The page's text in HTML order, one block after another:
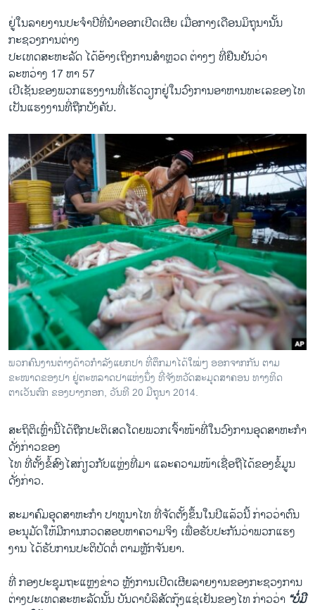
ຢູ່​ໃນ​ລາຍ​ງານ​ປະຈຳ​ປີ​ທີ່​ນຳ​ອອກເປີດ​ເຜີຍ​ ເມື່ອ​ກາງ​ເດືອນ​ມິຖຸນາ​ນັ້ນ
ກະຊວງ​ການ​ຕ່າງ
ປະ​ເທດ​ສະຫະລັດ ​ໄດ້ອ້າງເຖິງການ​ສຳ​ຫຼວດ ຕ່າງໆ ທີ່​ຢືນຢັນ​ວ່າ
ລະຫວ່າງ 17 ຫາ 57
ເປີ​ເຊັນ​ຂອງ​ພວກ​ແຮງ​ງານ​ທີ່​ເຮັດ​ວຽກ​ຢູ່​ໃນ​ວົງ​ການ​ອາຫານ​ທະ​ເລ​ຂອງ​ໄທ
ເປັນ​ແຮງ​ງານ​ທີ່​ຖືກບັງຄັບ​.
ພວກຄົນງານຕ່າງດ້າວກຳລັງແຍກປາ ທີ່ຕຶກມາໄດ້ໃໝ່ໆ ອອກຈາກກັນ ຕາມ
ຂະໜາດຂອງປາ ຢູ່ຕະຫລາດປາແຫ່ງນຶ່ງ ທີ່ຈັງຫວັດສະມຸດສາຄອນ ທາງທິດ
ຕາເວັນຕົກ ຂອງບາງກອກ, ວັນທີ 20 ມີຖຸນາ 2014.
ສະຖິຕິ​ເຫຼົ່າ​ນີ້​ໄດ້ຖືກ​ປະຕິ​ເສດ​ໂດຍ​ພວກ​ເຈົ້າ​ໜ້າທີ່​ໃນ​ວົງ​ການ​ອຸດສາຫະກຳ​
ດັ່ງກ່າວ​ຂອງ
ໄທ ທີ່​ຕັ້ງ​ຂໍ້​ສົງ​ໄສ​ກ່ຽວ​ກັບ​ແຫຼ່ງທີ່​ມາ​ ​ແລະ​ຄວາມ​ໜ້າ​ເຊື່ອ​ຖື​ໄດ້ຂອງ​ຂໍ້​ມູນ
ດັ່ງກ່າວ.
ສະມາຄົມອຸດສາຫະກຳ ​ປາທູ​ນາ​ໄທ ທີ່​ຈັດ​ຕັ້ງ​ຂຶ້ນ​ໃນ​ປີ​ແລ້ວ​ນີ້ ກ່າວ​ວ່າຕົນ​
ອະນຸມັດ​ໃຫ້​ມີ​ການກວດ​ສອບ​ຫາຄວາ​ມຈິງ ​ເພື່ອ​ຮັບປະກັນ​ວ່າ​ພວກ​ແຮງ​
ງານ ​ໄດ້​ຮັບ​ການ​ປະຕິບັດຕໍ່​ ຕາມ​ຫຼັກ​ຈັນຍາ.
ທີ່ ​ກອງ​ປະຊຸມຖະ​ແຫຼງ​ຂ່າວ ຫຼັງການ​ເປີດ​ເຜີຍ​ລາຍ​ງານ​ຂອງ​ກະຊວງ​ການ​
ຕ່າງປະ​ເທດ​ສະຫະລັດ​ນັ້ນ ບັນດາ​ບໍລິສັດ​ກຸ້ງ​ແຊ່​ເຢັນ​ຂອງ​ໄທ ກ່າວ​ວ່າ “ບໍ່​ມີ​